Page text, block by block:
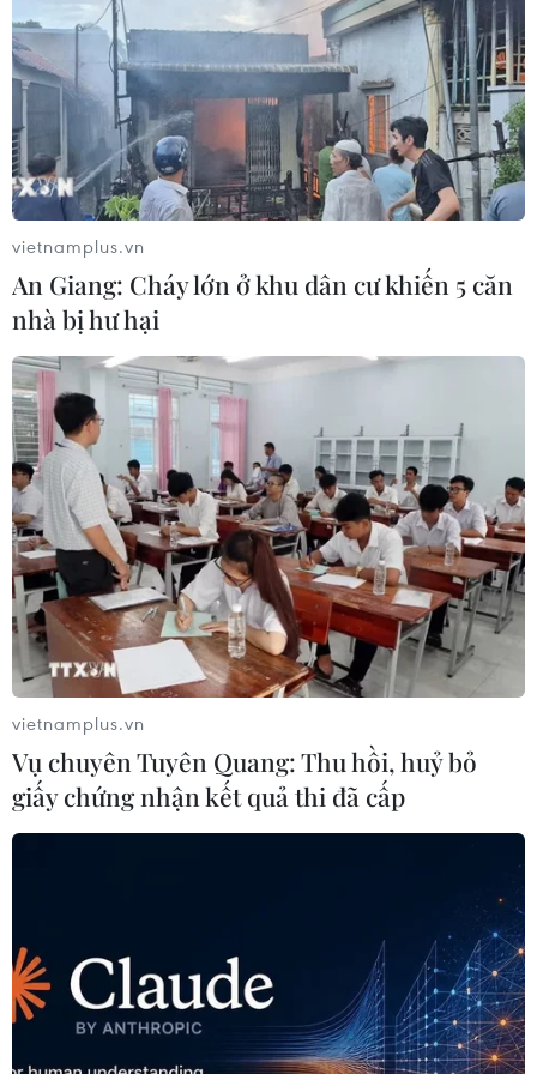
đích cuối cùng.
Thủ tướng Đức bất bình về quyết định rút
khỏi TPP của ông Trump
23/11/2016 23:56
Mặc dù không đề cập đến tên ông Trump nhưng bà
Merkel bày tỏ sự “không hài lòng” về nguy cơ thỏa
thuận thương mại TPP tan vỡ.
vietnamplus.vn
An Giang: Cháy lớn ở khu dân cư khiến 5 căn
nhà bị hư hại
vietnamplus.vn
Vụ chuyên Tuyên Quang: Thu hồi, huỷ bỏ
giấy chứng nhận kết quả thi đã cấp